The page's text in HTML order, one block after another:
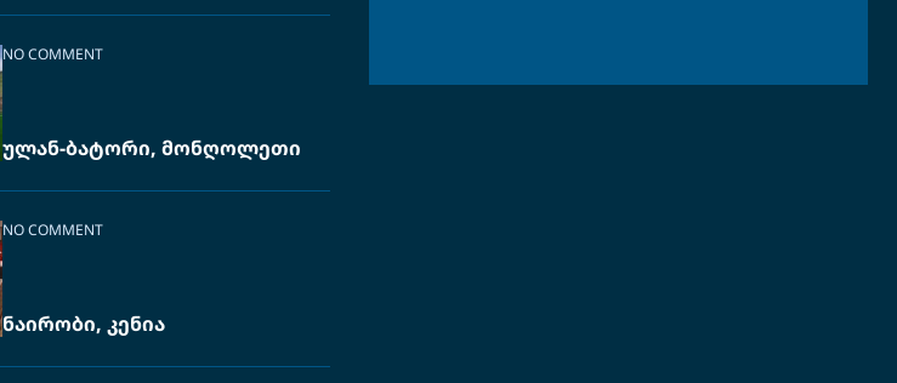
NO COMMENT
ულან-ბატორი, მონღოლეთი
NO COMMENT
ნაირობი, კენია